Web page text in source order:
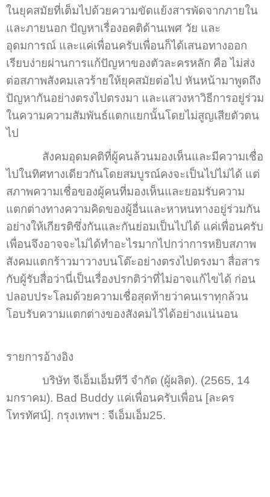
ในยุคสมัยที่เต็มไปด้วยความขัดแย้งสารพัดจากภายใน
และภายนอก ปัญหาเรื่องอคติด้านเพศ วัย และ
อุดมการณ์ และแค่เพื่อนครับเพื่อนก็ได้เสนอทางออก
เรียบง่ายผ่านการแก้ปัญหาของตัวละครหลัก คือ ไม่ส่ง
ต่อสภาพสังคมเลวร้ายให้ยุคสมัยต่อไป หันหน้ามาพูดถึง
ปัญหากันอย่างตรงไปตรงมา และแสวงหาวิธีการอยู่ร่วม
ในความความสัมพันธ์แตกแยกนั้นโดยไม่สูญเสียตัวตน
ไป
สังคมอุดมคติที่ผู้คนล้วนมองเห็นและมีความเชื่อ
ไปในทิศทางเดียวกันโดยสมบูรณ์คงจะเป็นไปไม่ได้ แต่
สภาพความเชื่อของผู้คนที่มองเห็นและยอมรับความ
แตกต่างทางความคิดของผู้อื่นและหาหนทางอยู่ร่วมกัน
อย่างให้เกียรติซึ่งกันและกันย่อมเป็นไปได้ แค่เพื่อนครับ
เพื่อนจึงอาจจะไม่ได้ทำอะไรมากไปกว่าการหยิบสภาพ
สังคมแตกร้าวมาวางบนโต๊ะอย่างตรงไปตรงมา สื่อสาร
กับผู้รับสื่อว่านี่เป็นเรื่องปรกติว่าที่ไม่อาจแก้ไขได้ ก่อน
ปลอบประโลมด้วยความเชื่อสุดท้ายว่าคนเราทุกล้วน
โอบรับความแตกต่างของสังคมไว้ได้อย่างแน่นอน
รายการอ้างอิง
บริษัท จีเอ็มเอ็มทีวี จำกัด (ผู้ผลิต). (2565, 14
มกราคม). Bad Buddy แค่เพื่อนครับเพื่อน [ละคร
โทรทัศน์]. กรุงเทพฯ : จีเอ็มเอ็ม25.